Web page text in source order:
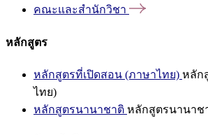
คณะและสำนักวิชา
หลักสูตร
หลักสูตรที่เปิดสอน (ภาษาไทย) หลัก
ไทย)
หลักสูตรนานาชาติ หลักสูตรนานาช